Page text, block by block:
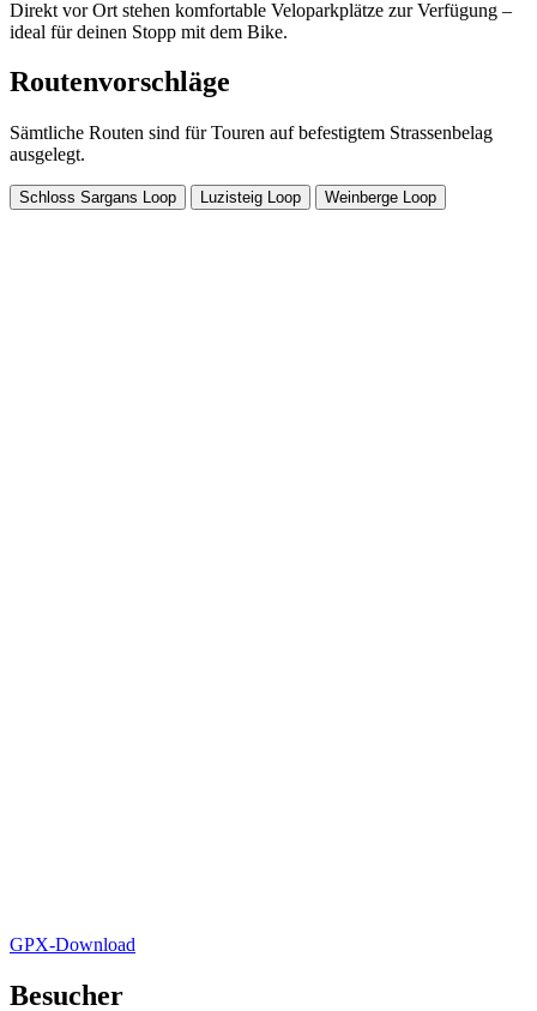
Direkt vor Ort stehen komfortable Veloparkplätze zur Verfügung –
ideal für deinen Stopp mit dem Bike.
Routenvorschläge
Sämtliche Routen sind für Touren auf befestigtem Strassenbelag
ausgelegt.
Schloss Sargans Loop Luzisteig Loop Weinberge Loop
GPX-Download
Besucher